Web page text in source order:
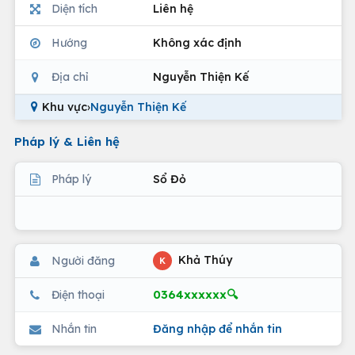
Diện tích Liên hệ
Hướng Không xác định
Địa chỉ Nguyễn Thiện Kế
Khu vực›Nguyễn Thiện Kế
Pháp lý & Liên hệ
Pháp lý Sổ Đỏ
Người đăng K Khả Thúy
Điện thoại 0364xxxxxx🔍
Nhắn tin Đăng nhập để nhắn tin